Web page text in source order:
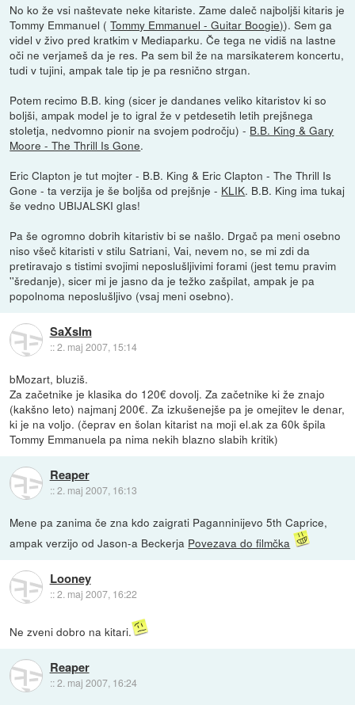
No ko že vsi naštevate neke kitariste. Zame daleč najboljši kitaris je
Tommy Emmanuel (Tommy Emmanuel - Guitar Boogie)). Sem ga
videl v živo pred kratkim v Mediaparku. Če tega ne vidiš na lastne
oči ne verjameš da je res. Pa sem bil že na marsikaterem koncertu,
tudi v tujini, ampak tale tip je pa resnično strgan.
Potem recimo B.B. king (sicer je dandanes veliko kitaristov ki so
boljši, ampak model je to igral že v petdesetih letih prejšnega
stoletja, nedvomno pionir na svojem področju) - B.B. King & Gary
Moore - The Thrill Is Gone.
Eric Clapton je tut mojter - B.B. King & Eric Clapton - The Thrill Is
Gone - ta verzija je še boljša od prejšnje - KLIK. B.B. King ima tukaj
še vedno UBIJALSKI glas!
Pa še ogromno dobrih kitaristiv bi se našlo. Drgač pa meni osebno
niso všeč kitaristi v stilu Satriani, Vai, nevem no, se mi zdi da
pretiravajo s tistimi svojimi neposlušljivimi forami (jest temu pravim
''šredanje), sicer mi je jasno da je težko zašpilat, ampak je pa
popolnoma neposlušljivo (vsaj meni osebno).
SaXsIm
::2. maj 2007, 15:14
bMozart, bluziš.
Za začetnike je klasika do 120€ dovolj. Za začetnike ki že znajo
(kakšno leto) najmanj 200€. Za izkušenejše pa je omejitev le denar,
ki je na voljo. (čeprav en šolan kitarist na moji el.ak za 60k špila
Tommy Emmanuela pa nima nekih blazno slabih kritik)
Reaper
::2. maj 2007, 16:13
Mene pa zanima če zna kdo zaigrati Paganninijevo 5th Caprice,
ampak verzijo od Jason-a Beckerja Povezava do filmčka
Looney
::2. maj 2007, 16:22
Ne zveni dobro na kitari.
Reaper
::2. maj 2007, 16:24